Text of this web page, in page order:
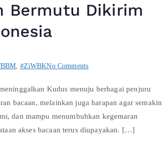
Bermutu Dikirim
, #ZiWBKNo Comments
Kudus menuju berbagai penjuru
bacaan, melainkan juga harapan agar semakin
dan mampu menumbuhkan kegemaran
akses bacaan terus diupayakan. […]